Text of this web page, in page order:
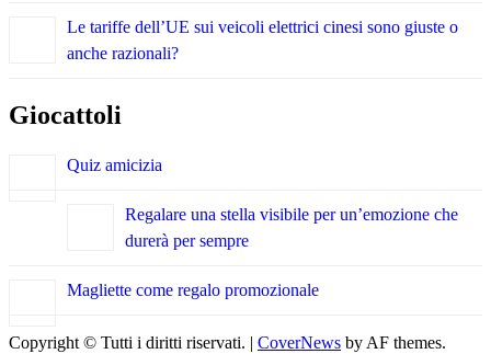
Le tariffe dell’UE sui veicoli elettrici cinesi sono giuste o
anche razionali?
Giocattoli
Quiz amicizia
Regalare una stella visibile per un’emozione che
durerà per sempre
Magliette come regalo promozionale
Copyright © Tutti i diritti riservati. | CoverNews by AF themes.